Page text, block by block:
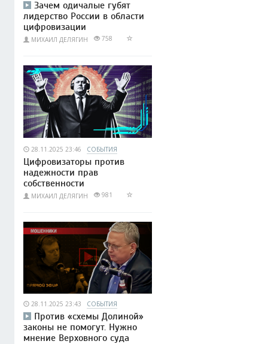
Зачем одичалые губят
лидерство России в области
цифровизации
МИХАИЛ ДЕЛЯГИН 758
28.11.2025 23:46 СОБЫТИЯ
Цифровизаторы против
надежности прав
собственности
МИХАИЛ ДЕЛЯГИН 981
28.11.2025 23:43 СОБЫТИЯ
Против «схемы Долиной»
законы не помогут. Нужно
мнение Верховного суда